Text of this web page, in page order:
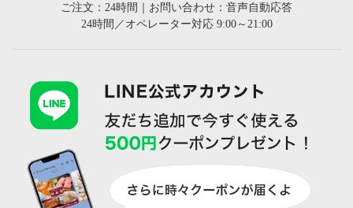
ご注文：24時間｜お問い合わせ：音声自動応答
24時間／オペレーター対応 9:00～21:00